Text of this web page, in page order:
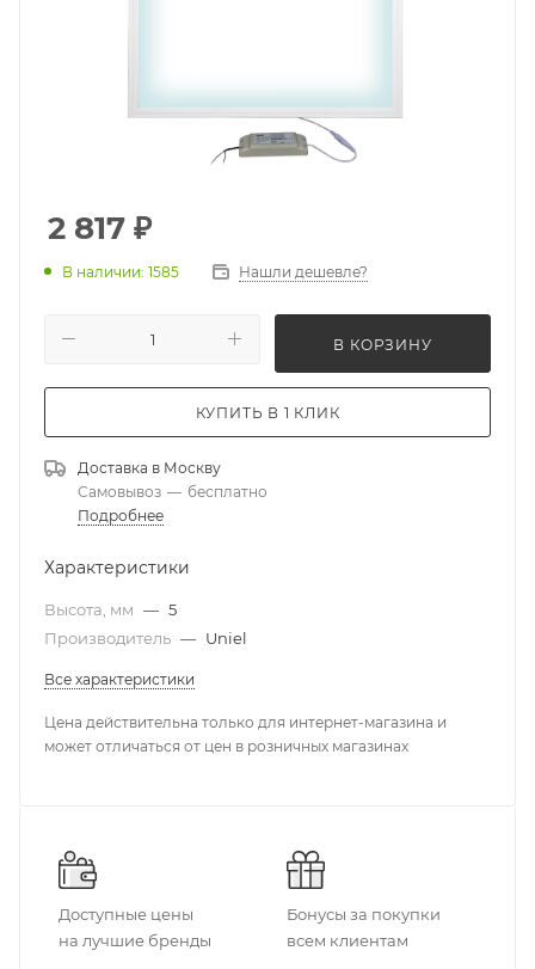
2 817 ₽
В наличии: 1585 Нашли дешевле?
В КОРЗИНУ
КУПИТЬ В 1 КЛИК
Доставка в Москву
Самовывоз — бесплатно
Подробнее
Характеристики
Высота, мм — 5
Производитель — Uniel
Все характеристики
Цена действительна только для интернет-магазина и
может отличаться от цен в розничных магазинах
Доступные цены
на лучшие бренды
Бонусы за покупки
всем клиентам